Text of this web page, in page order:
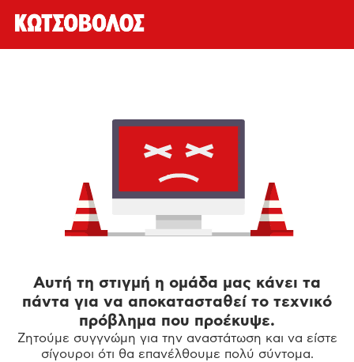
Αυτή τη στιγμή η ομάδα μας κάνει τα
πάντα για να αποκατασταθεί το τεχνικό
πρόβλημα που προέκυψε.
Ζητούμε συγγνώμη για την αναστάτωση και να είστε
σίγουροι ότι θα επανέλθουμε πολύ σύντομα.